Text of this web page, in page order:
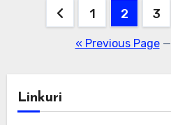
Posts
pagination
1 2 3
« Previous Page—
Linkuri